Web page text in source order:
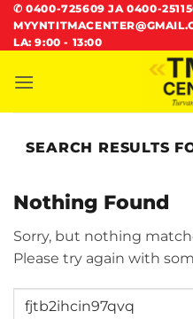
Skip
to
content
✆ 0400-725609 JA 0400-
LA: 9:00 - 13:00
SEARCH RESULTS
Nothing Found
Sorry, but nothing
Please try again with